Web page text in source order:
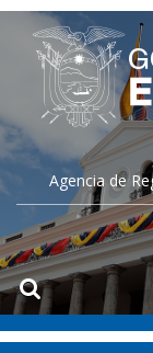
Agencia de